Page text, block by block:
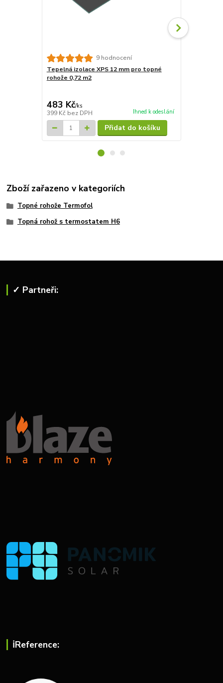
9 hodnocení
Tepelná izolace XPS 12 mm pro topné
rohože 0,72 m2
483 Kč/ks
399 Kč bez DPH Ihned k odeslání
Přidat do košíku
Zboží zařazeno v kategoriích
Topné rohože Termofol
Topná rohož s termostatem H6
✓ Partneři:
ℹ︎Reference: